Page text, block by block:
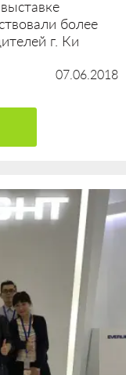
более
г. Ки
07.06.2018